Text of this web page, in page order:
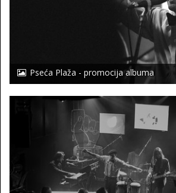
Pseća Plaža - promocija albuma